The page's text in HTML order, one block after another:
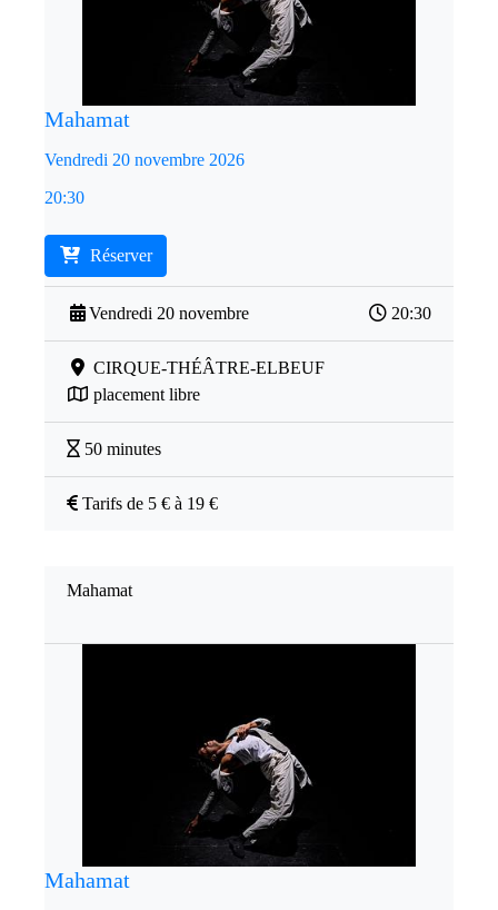
Mahamat
Vendredi 20 novembre 2026
20:30
Réserver
Vendredi 20 novembre 20:30
CIRQUE-THÉÂTRE-ELBEUF
placement libre
50 minutes
Tarifs de 5 € à 19 €
Mahamat
Mahamat